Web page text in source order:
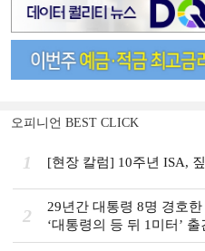
오피니언 BEST CLICK
1 [현장 칼럼] 10주년 ISA,
2
29년간 대통령 8명 경호
‘대통령의 등 뒤 1미터’ 출